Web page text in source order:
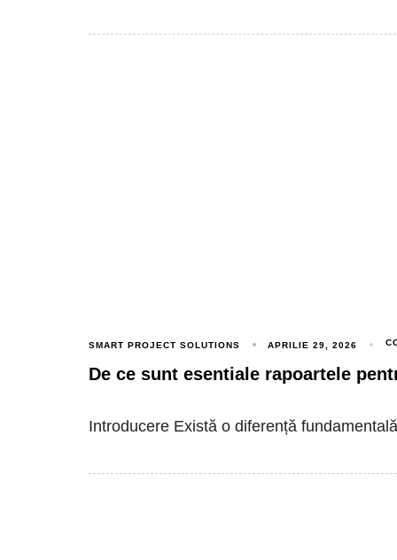
SMART PROJECT SOLUTIONS APRILIE 29, 2026
De ce sunt esentiale rapoartele
Introducere Există o diferență